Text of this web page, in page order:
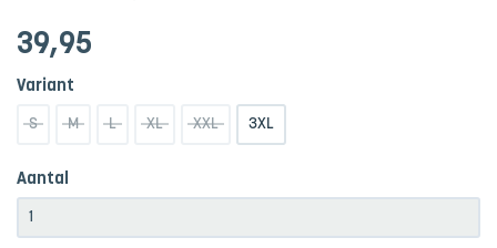
39,95
Variant
S M L XL XXL 3XL
Aantal